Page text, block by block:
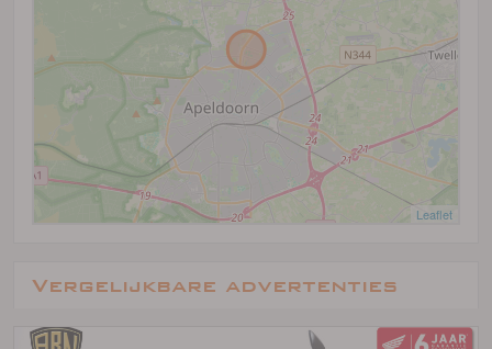
Leaflet
Vergelijkbare advertenties